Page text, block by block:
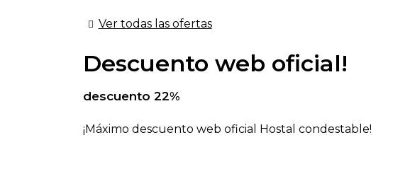
Ver todas las ofertas
Descuento web oficial!
descuento 22%
¡Máximo descuento web oficial Hostal condestable!